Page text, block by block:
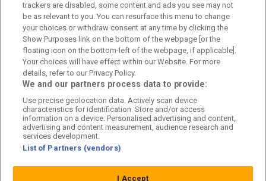
Sponsor: Rekatochklart
Annonsera på Fotbolldirekt
Redaktionell policy
Personuppgiftspolicy
Cookiepolicy
Arkiv
trackers are disabled, some content and ads you see may not
be as relevant to you. You can resurface this menu to change
your choices or withdraw consent at any time by clicking the
Show Purposes link on the bottom of the webpage [or the
floating icon on the bottom-left of the webpage, if applicable].
Your choices will have effect within our Website. For more
details, refer to our Privacy Policy.
We and our partners process data to provide:
Use precise geolocation data. Actively scan device
characteristics for identification. Store and/or access
information on a device. Personalised advertising and content,
advertising and content measurement, audience research and
services development.
List of Partners (vendors)
I Accept